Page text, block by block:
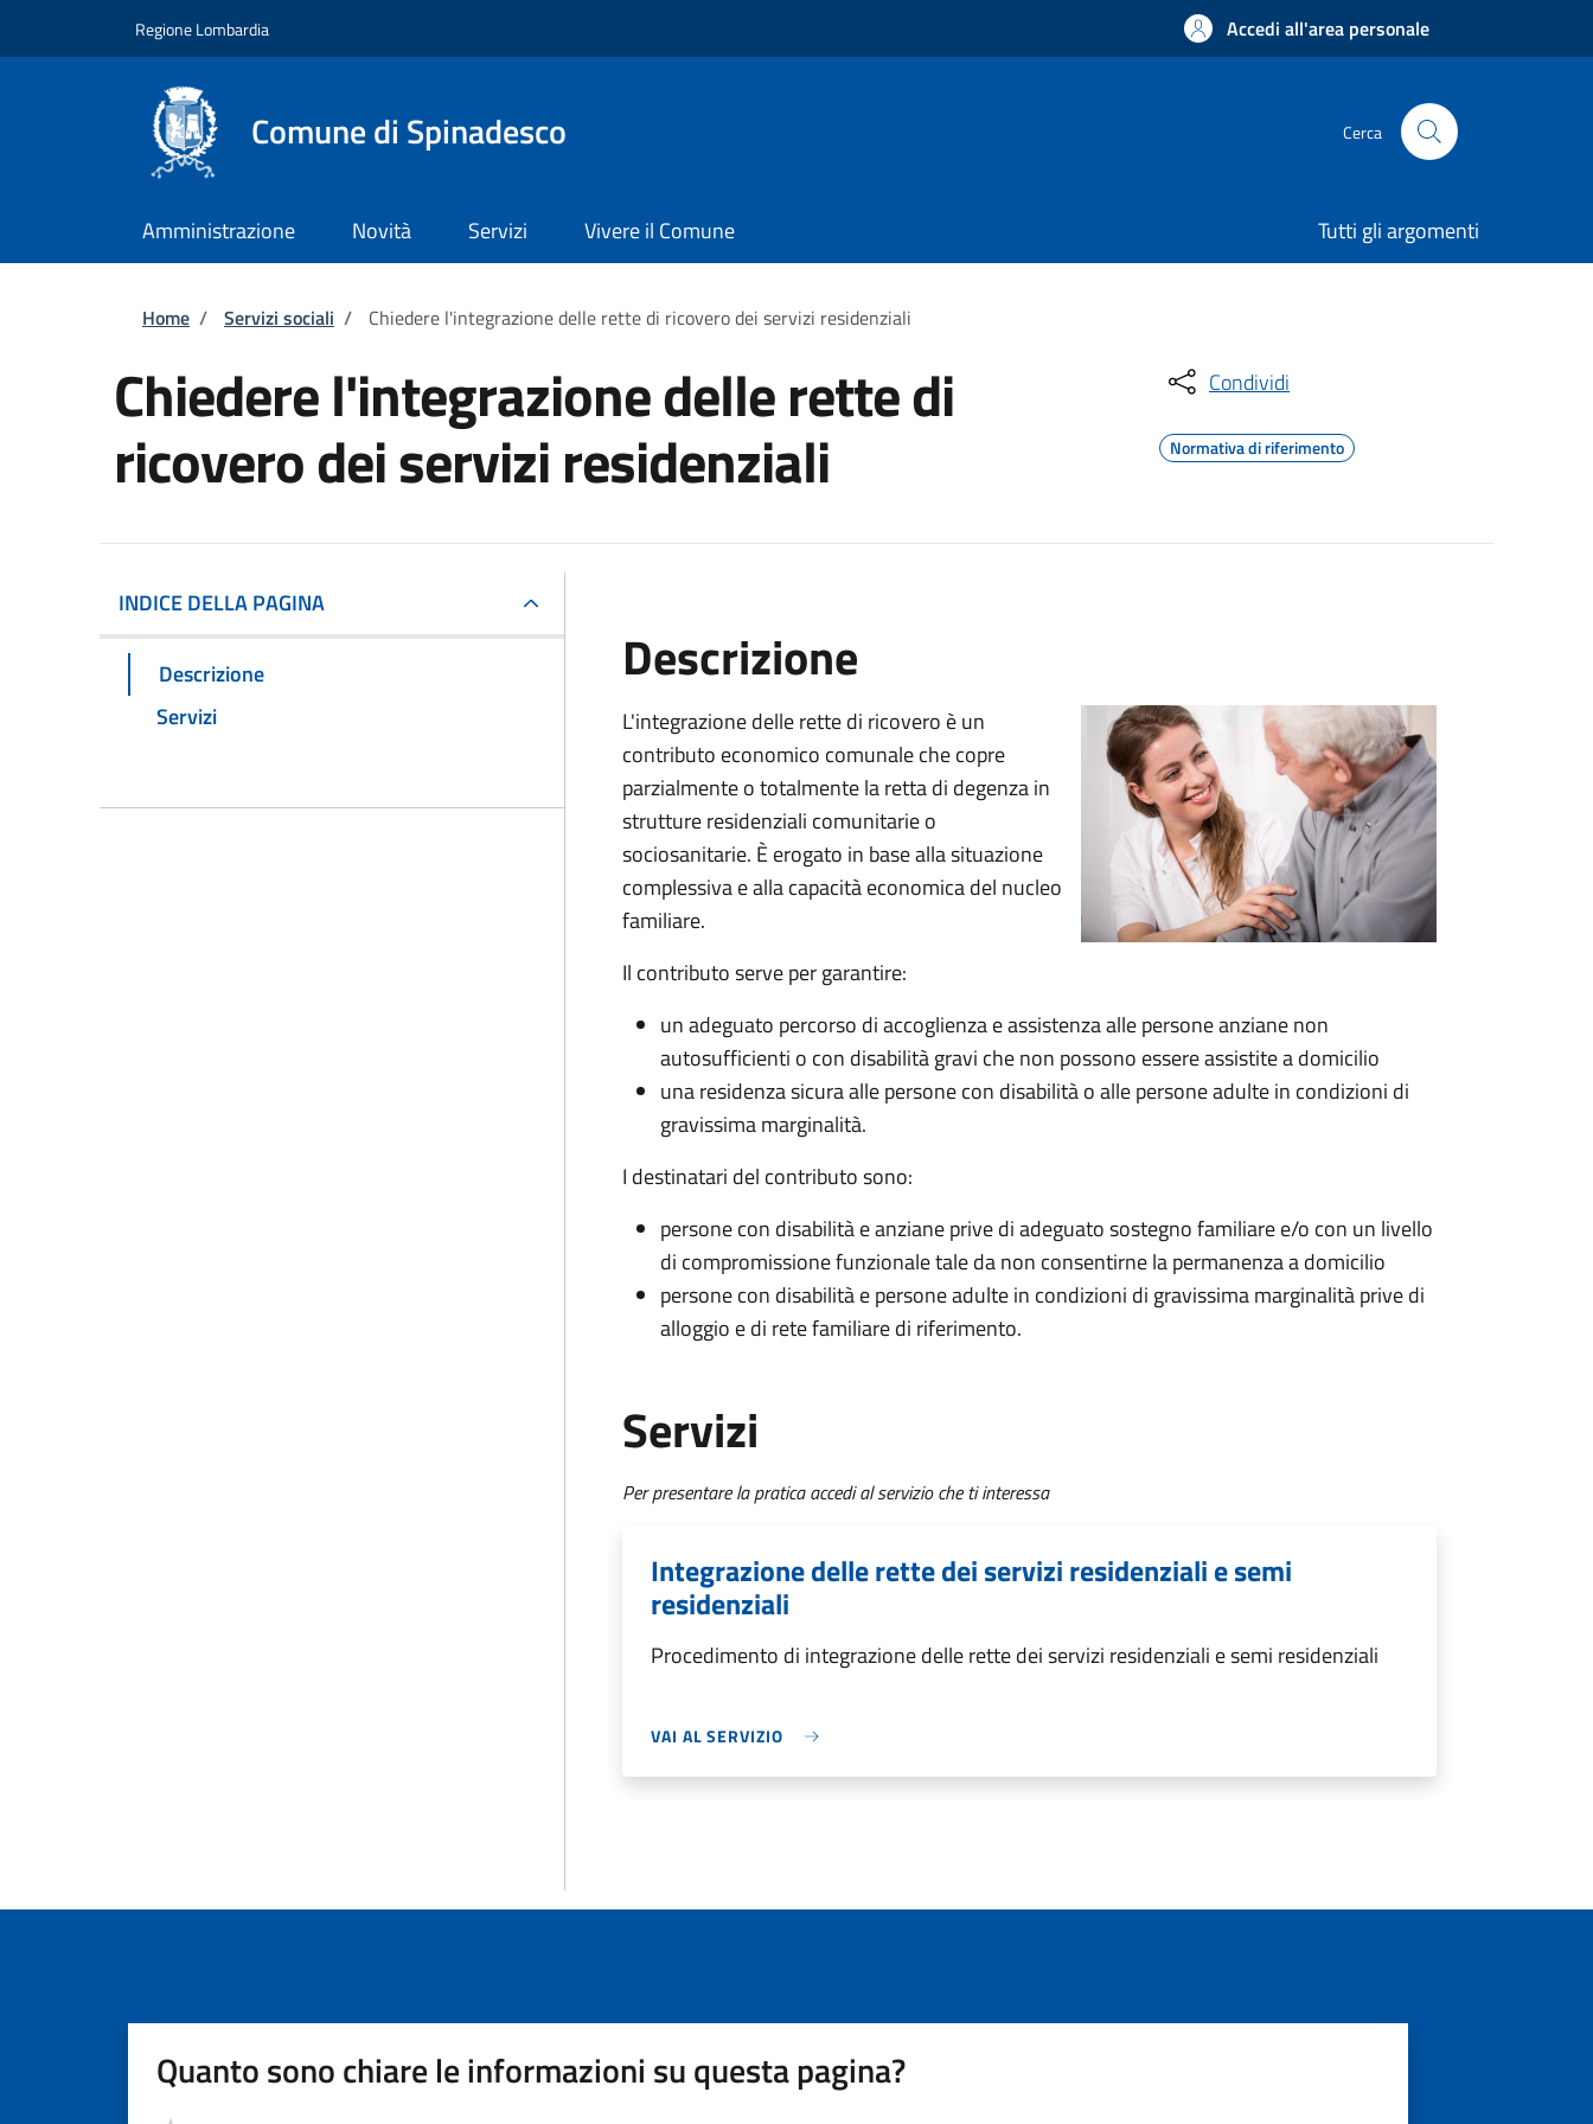
Regione Lombardia Accedi all'area personale
Comune di Spinadesco Cerca
Amministrazione Novità Servizi Vivere il Comune Tutti gli argomenti
Briciole di pane
Home / Servizi sociali / Chiedere l'integrazione delle rette di ricovero dei servizi residenziali
Chiedere l'integrazione delle rette di
ricovero dei servizi residenziali
Condividi
Normativa di riferimento
INDICE DELLA PAGINA
Descrizione
Servizi
Descrizione
L'integrazione delle rette di ricovero è un
contributo economico comunale che copre
parzialmente o totalmente la retta di degenza in
strutture residenziali comunitarie o
sociosanitarie. È erogato in base alla situazione
complessiva e alla capacità economica del nucleo
familiare.
Il contributo serve per garantire:
un adeguato percorso di accoglienza e assistenza alle persone anziane non
autosufficienti o con disabilità gravi che non possono essere assistite a domicilio
una residenza sicura alle persone con disabilità o alle persone adulte in condizioni di
gravissima marginalità.
I destinatari del contributo sono:
persone con disabilità e anziane prive di adeguato sostegno familiare e/o con un livello
di compromissione funzionale tale da non consentirne la permanenza a domicilio
persone con disabilità e persone adulte in condizioni di gravissima marginalità prive di
alloggio e di rete familiare di riferimento.
Servizi
Per presentare la pratica accedi al servizio che ti interessa
Integrazione delle rette dei servizi residenziali e semi
residenziali
Procedimento di integrazione delle rette dei servizi residenziali e semi residenziali
VAI AL SERVIZIO
Quanto sono chiare le informazioni su questa pagina?